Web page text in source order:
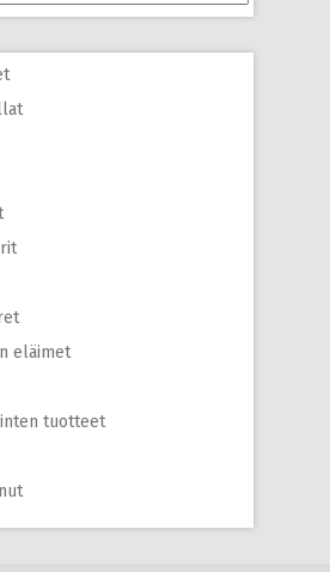
eläimet
tuotteet